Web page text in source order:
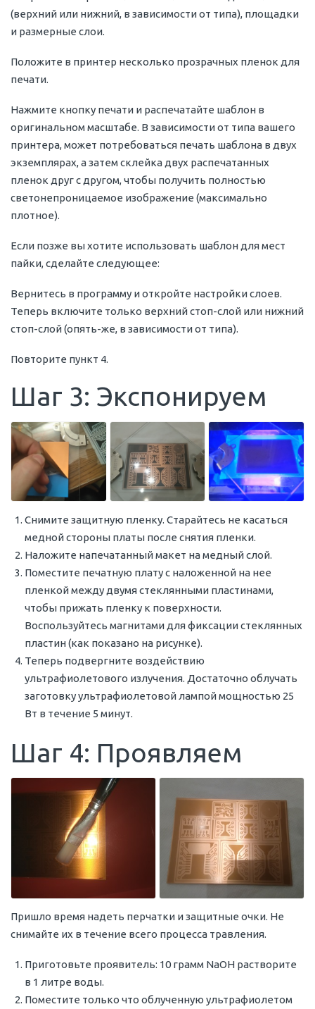
(верхний или нижний, в зависимости от типа), площадки
и размерные слои.
Положите в принтер несколько прозрачных пленок для
печати.
Нажмите кнопку печати и распечатайте шаблон в
оригинальном масштабе. В зависимости от типа вашего
принтера, может потребоваться печать шаблона в двух
экземплярах, а затем склейка двух распечатанных
пленок друг с другом, чтобы получить полностью
светонепроницаемое изображение (максимально
плотное).
Если позже вы хотите использовать шаблон для мест
пайки, сделайте следующее:
Вернитесь в программу и откройте настройки слоев.
Теперь включите только верхний стоп-слой или нижний
стоп-слой (опять-же, в зависимости от типа).
Повторите пункт 4.
Шаг 3: Экспонируем
Снимите защитную пленку. Старайтесь не касаться
медной стороны платы после снятия пленки.
Наложите напечатанный макет на медный слой.
Поместите печатную плату с наложенной на нее
пленкой между двумя стеклянными пластинами,
чтобы прижать пленку к поверхности.
Воспользуйтесь магнитами для фиксации стеклянных
пластин (как показано на рисунке).
Теперь подвергните воздействию
ультрафиолетового излучения. Достаточно облучать
заготовку ультрафиолетовой лампой мощностью 25
Вт в течение 5 минут.
Шаг 4: Проявляем
Пришло время надеть перчатки и защитные очки. Не
снимайте их в течение всего процесса травления.
Приготовьте проявитель: 10 грамм NaOH растворите
в 1 литре воды.
Поместите только что облученную ультрафиолетом